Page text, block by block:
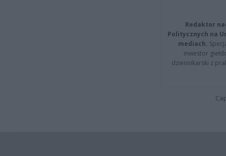
Redaktor
Politycznych na
mediach.
inwestor
dziennikarski z